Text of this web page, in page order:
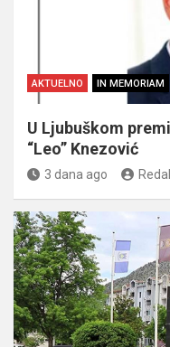
AKTUELNO IN MEMORIAM
U Ljubuškom
“Leo” Knezović
3 dana ago